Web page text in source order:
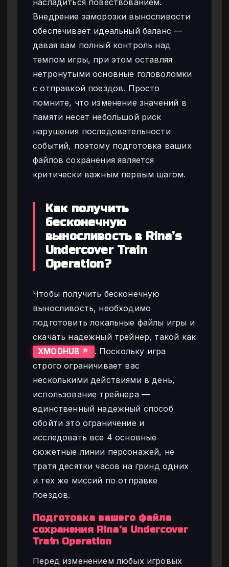
Внедрение заморозки выносливости
обеспечивает идеальный баланс —
давая вам полный контроль над
темпом игры, при этом оставляя
нетронутыми основные головоломки
с отправкой поездов. Просто
помните, что изменение значений в
памяти несет небольшой риск
нарушения последовательности
событий, поэтому подготовка ваших
файлов сохранения является
критически важным первым шагом.
Как получить
бесконечную
выносливость в Rina’s
Undercover Train
Operation?
Чтобы получить бесконечную
выносливость, необходимо
подготовить локальные файлы игры и
скачать надежный трейнер, такой как
XMODHUB ↗
. Поскольку игра
строго ограничивает вас
несколькими действиями в день,
использование трейнера —
единственный надежный способ
обойти это ограничение и
исследовать все 4 основные
сюжетные линии персонажей, не
тратя десятки часов на гринд одних
и тех же миссий по отправке
поездов.
Подготовка вашего файла
сохранения Rina’s Undercover
Train Operation
Перед изменением любых игровых